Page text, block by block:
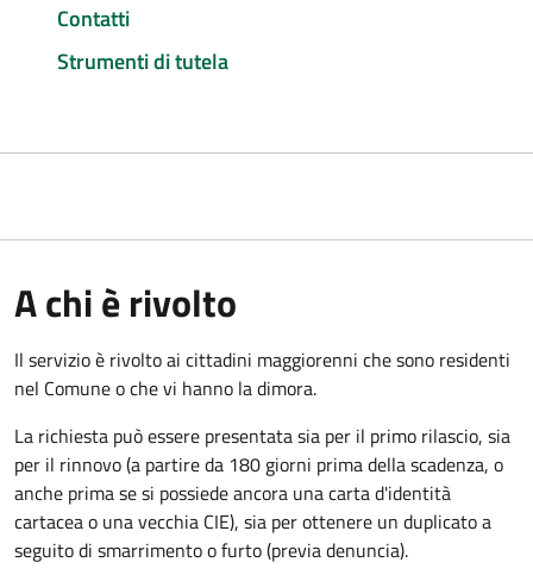
Contatti
Strumenti di tutela
A chi è rivolto
Il servizio è rivolto ai cittadini maggiorenni che sono residenti
nel Comune o che vi hanno la dimora.
La richiesta può essere presentata sia per il primo rilascio, sia
per il rinnovo (a partire da 180 giorni prima della scadenza, o
anche prima se si possiede ancora una carta d'identità
cartacea o una vecchia CIE), sia per ottenere un duplicato a
seguito di smarrimento o furto (previa denuncia).